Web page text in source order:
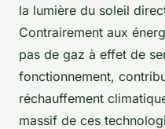
la lumière du soleil
Contrairement aux
pas de gaz à effet de
fonctionnement,
réchauffement
massif de ces